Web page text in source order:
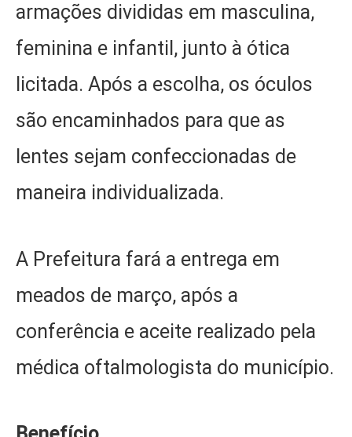
armações divididas em masculina,
feminina e infantil, junto à ótica
licitada. Após a escolha, os óculos
são encaminhados para que as
lentes sejam confeccionadas de
maneira individualizada.
A Prefeitura fará a entrega em
meados de março, após a
conferência e aceite realizado pela
médica oftalmologista do município.